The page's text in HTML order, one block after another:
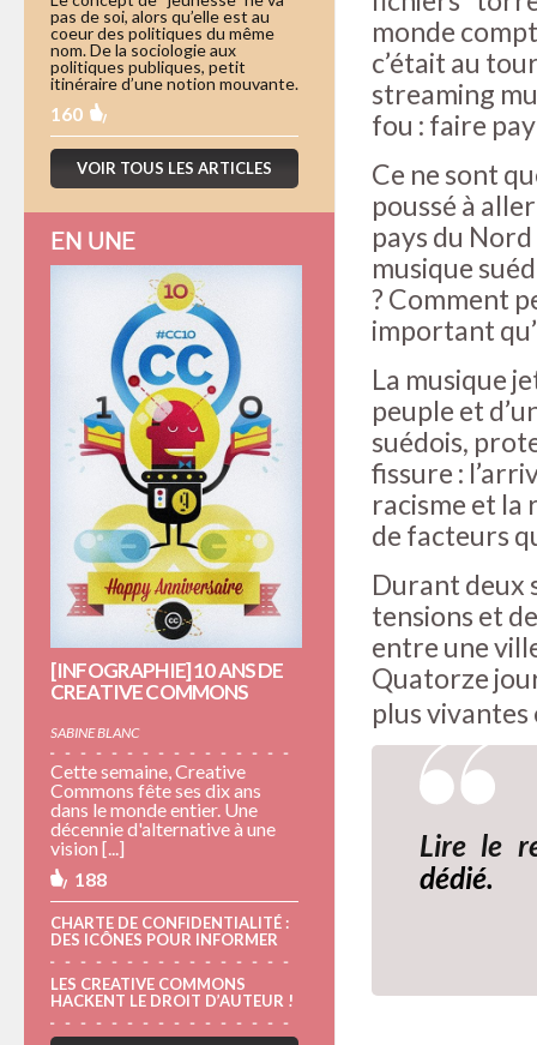
monde
c’était au
streaming
fou : faire
Ce ne sont
poussé à
pays du Nord
musique
? Comment
important
La musique
peuple et
suédois,
fissure :
racisme et la
de facteurs
Durant deux
tensions et
entre une
Quatorze
plus vivantes
Lire le
dédié.
pas de soi, alors qu’elle est au
coeur des politiques du même
nom. De la sociologie aux
politiques publiques, petit
itinéraire d’une notion mouvante.
160
VOIR TOUS LES ARTICLES
EN UNE
[INFOGRAPHIE] 10 ANS DE
CREATIVE COMMONS
SABINE BLANC
Cette semaine, Creative
Commons fête ses dix ans
dans le monde entier. Une
décennie d'alternative à une
vision [...]
188
CHARTE DE CONFIDENTIALITÉ :
DES ICÔNES POUR INFORMER
LES CREATIVE COMMONS
HACKENT LE DROIT D’AUTEUR !